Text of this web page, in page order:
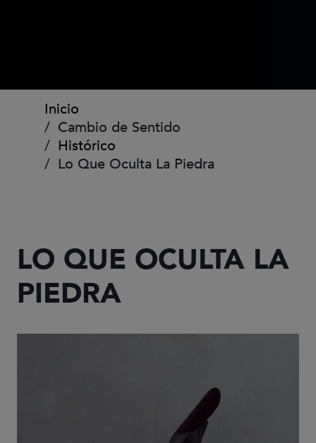
Ruta de navegación
Inicio
Cambio de Sentido
Histórico
Lo Que Oculta La Piedra
LO QUE OCULTA LA
PIEDRA